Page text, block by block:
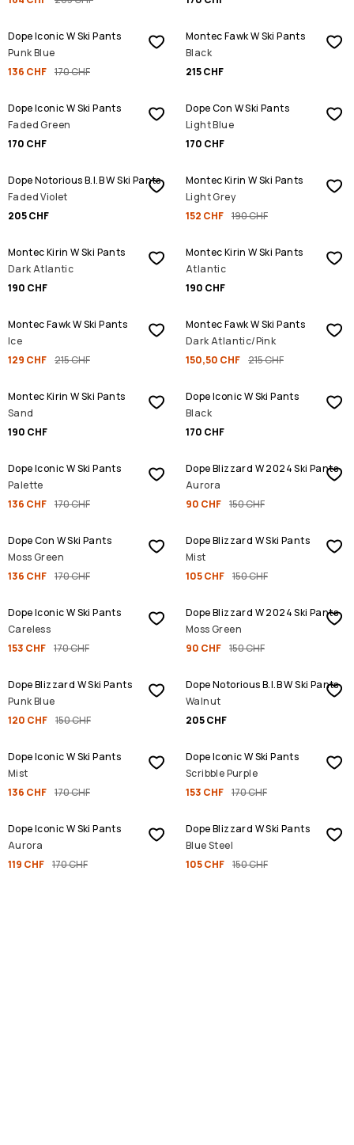
SALE
Dope Iconic W Ski Pants
Punk Blue
136 CHF 170 CHF
Montec Fawk W Ski Pants
Black
215 CHF
Dope Iconic W Ski Pants
Faded Green
170 CHF
Dope Con W Ski Pants
Light Blue
170 CHF
Dope Notorious B.I.B W Ski Pants
Faded Violet
205 CHF
SALE
Montec Kirin W Ski Pants
Light Grey
152 CHF 190 CHF
Montec Kirin W Ski Pants
Dark Atlantic
190 CHF
Montec Kirin W Ski Pants
Atlantic
190 CHF
SALE
Montec Fawk W Ski Pants
Ice
129 CHF 215 CHF
SALE
Montec Fawk W Ski Pants
Dark Atlantic/Pink
150,50 CHF 215 CHF
Montec Kirin W Ski Pants
Sand
190 CHF
Dope Iconic W Ski Pants
Black
170 CHF
SALE
Dope Iconic W Ski Pants
Palette
136 CHF 170 CHF
SALE
Dope Blizzard W 2024 Ski Pants
Aurora
90 CHF 150 CHF
SALE
Dope Con W Ski Pants
Moss Green
136 CHF 170 CHF
SALE
Dope Blizzard W Ski Pants
Mist
105 CHF 150 CHF
SALE
Dope Iconic W Ski Pants
Careless
153 CHF 170 CHF
SALE
Dope Blizzard W 2024 Ski Pants
Moss Green
90 CHF 150 CHF
SALE
Dope Blizzard W Ski Pants
Punk Blue
120 CHF 150 CHF
Dope Notorious B.I.B W Ski Pants
Walnut
205 CHF
SALE
Dope Iconic W Ski Pants
Mist
136 CHF 170 CHF
SALE
Dope Iconic W Ski Pants
Scribble Purple
153 CHF 170 CHF
SALE
Dope Iconic W Ski Pants
Aurora
119 CHF 170 CHF
SALE
Dope Blizzard W Ski Pants
Blue Steel
105 CHF 150 CHF